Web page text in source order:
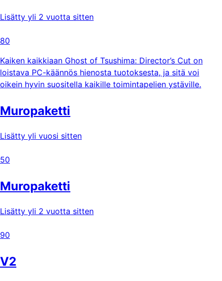
Lisätty yli 2 vuotta sitten
80
Kaiken kaikkiaan Ghost of Tsushima: Director’s Cut on
loistava PC-käännös hienosta tuotoksesta, ja sitä voi
oikein hyvin suositella kaikille toimintapelien ystäville.
Muropaketti
Lisätty yli vuosi sitten
50
Muropaketti
Lisätty yli 2 vuotta sitten
90
V2